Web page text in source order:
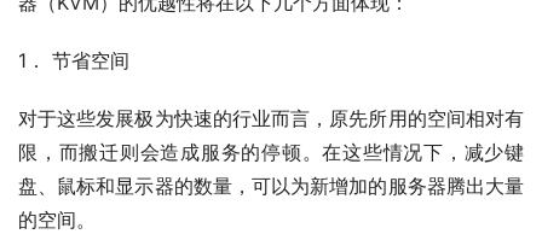
1． 节省空间
对于这些发展极为快速的行业而言，原先所用的空间相对有
限，而搬迁则会造成服务的停顿。在这些情况下，减少键
盘、鼠标和显示器的数量，可以为新增加的服务器腾出大量
的空间。